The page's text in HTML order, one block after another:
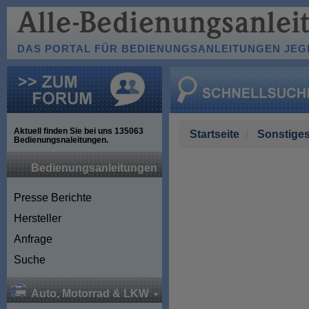
DAS PORTAL FÜR BEDIENUNGSANLEITUNGEN
Aktuell finden Sie bei uns 135063
Bedienungsnaleitungen.
Bedienungsanleitungen
Presse Berichte
Hersteller
Anfrage
Suche
Auto, Motorrad & LKW
Startseite Sonstiges